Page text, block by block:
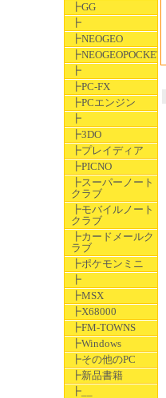
┣GG
┣
┣NEOGEO
┣NEOGEOPOCKET
┣
┣PC-FX
┣PCエンジン
┣
┣3DO
┣プレイディア
┣PICNO
┣スーパーノート
クラブ
┣モバイルノート
クラブ
┣カードメールク
ラブ
┣ポケモンミニ
┣
┣MSX
┣X68000
┣FM-TOWNS
┣Windows
┣その他のPC
┣新品書籍
┣__